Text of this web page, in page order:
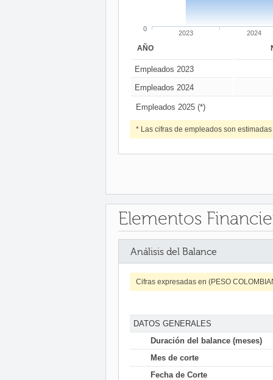
2023 2024
0
AÑO
Empleados 2023
Empleados 2024
Empleados 2025 (*)
* Las cifras de empleados son estimadas
Elementos
Análisis del Balance
Cifras expresadas en (PESO
DATOS GENERALES
Duración del balance (meses)
Mes de corte
Fecha de Corte